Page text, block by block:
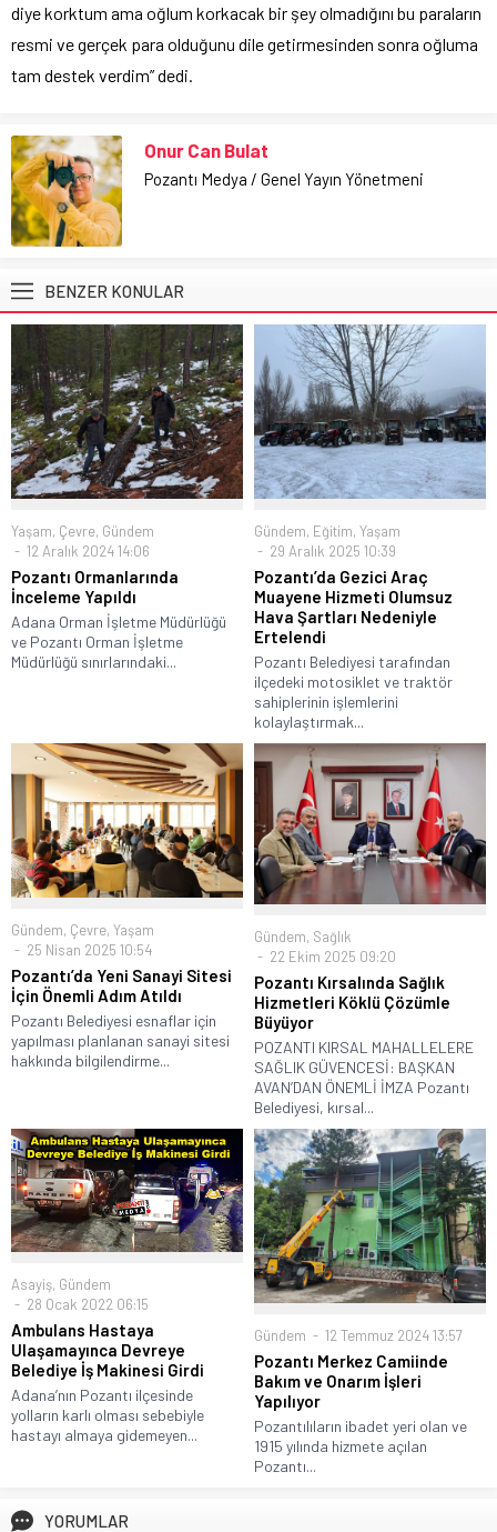
diye korktum ama oğlum korkacak bir şey olmadığını bu paraların
resmi ve gerçek para olduğunu dile getirmesinden sonra oğluma
tam destek verdim” dedi.
Onur Can Bulat
Pozantı Medya / Genel Yayın Yönetmeni
BENZER KONULAR
Yaşam, Çevre, Gündem
12 Aralık 2024 14:06
Pozantı Ormanlarında
İnceleme Yapıldı
Adana Orman İşletme Müdürlüğü
ve Pozantı Orman İşletme
Müdürlüğü sınırlarındaki...
Gündem, Eğitim, Yaşam
29 Aralık 2025 10:39
Pozantı’da Gezici Araç
Muayene Hizmeti Olumsuz
Hava Şartları Nedeniyle
Ertelendi
Pozantı Belediyesi tarafından
ilçedeki motosiklet ve traktör
sahiplerinin işlemlerini
kolaylaştırmak...
Gündem, Çevre, Yaşam
25 Nisan 2025 10:54
Pozantı’da Yeni Sanayi Sitesi
İçin Önemli Adım Atıldı
Pozantı Belediyesi esnaflar için
yapılması planlanan sanayi sitesi
hakkında bilgilendirme...
Gündem, Sağlık
22 Ekim 2025 09:20
Pozantı Kırsalında Sağlık
Hizmetleri Köklü Çözümle
Büyüyor
POZANTI KIRSAL MAHALLELERE
SAĞLIK GÜVENCESİ: BAŞKAN
AVAN’DAN ÖNEMLİ İMZA Pozantı
Belediyesi, kırsal...
Asayiş, Gündem
28 Ocak 2022 06:15
Ambulans Hastaya
Ulaşamayınca Devreye
Belediye İş Makinesi Girdi
Adana’nın Pozantı ilçesinde
yolların karlı olması sebebiyle
hastayı almaya gidemeyen...
Gündem 12 Temmuz 2024 13:57
Pozantı Merkez Camiinde
Bakım ve Onarım İşleri
Yapılıyor
Pozantılıların ibadet yeri olan ve
1915 yılında hizmete açılan
Pozantı...
YORUMLAR